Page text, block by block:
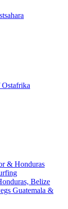
& Honduras
Belize
Guatemala &